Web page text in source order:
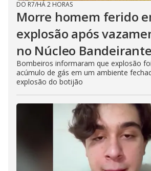
DO R7/HÁ 2 HORAS
Morre homem ferido
explosão após
no Núcleo
Bombeiros informaram que explosão
acúmulo de gás em um ambiente
explosão do botijão